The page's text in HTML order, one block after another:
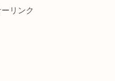
リンク